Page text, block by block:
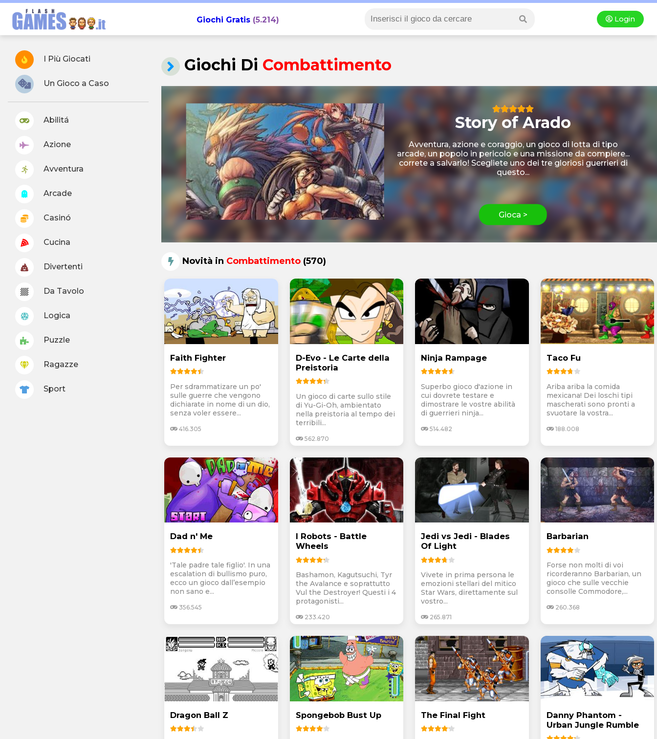
Giochi Gratis(5.214) Login
I Più Giocati
Un Gioco a Caso
Abilitá
Azione
Avventura
Arcade
Casinó
Cucina
Divertenti
Da Tavolo
Logica
Puzzle
Ragazze
Sport
Giochi Di Combattimento
Story of Arado
Avventura, azione e coraggio, un gioco di lotta di tipo
arcade, un popolo in pericolo e una missione da compiere...
correte a salvarlo! Scegliete uno dei tre gloriosi guerrieri di
questo...
Gioca >
Novità in Combattimento (570)
Faith Fighter
Per sdrammatizare un po'
sulle guerre che vengono
dichiarate in nome di un dio,
senza voler essere...
416.305
D-Evo - Le Carte della
Preistoria
Un gioco di carte sullo stile
di Yu-Gi-Oh, ambientato
nella preistoria al tempo dei
terribili...
562.870
Ninja Rampage
Superbo gioco d'azione in
cui dovrete testare e
dimostrare le vostre abilità
di guerrieri ninja...
514.482
Taco Fu
Ariba ariba la comida
mexicana! Dei loschi tipi
mascherati sono pronti a
svuotare la vostra...
188.008
Dad n' Me
'Tale padre tale figlio'. In una
escalation di bullismo puro,
ecco un gioco dall’esempio
non sano e...
356.545
I Robots - Battle
Wheels
Bashamon, Kagutsuchi, Tyr
the Avalance e soprattutto
Vul the Destroyer! Questi i 4
protagonisti...
233.420
Jedi vs Jedi - Blades
Of Light
Vivete in prima persona le
emozioni stellari del mitico
Star Wars, direttamente sul
vostro...
265.871
Barbarian
Forse non molti di voi
ricorderanno Barbarian, un
gioco che sulle vecchie
consolle Commodore,...
260.368
Dragon Ball Z Spongebob Bust Up The Final Fight
Danny Phantom -
Urban Jungle Rumble